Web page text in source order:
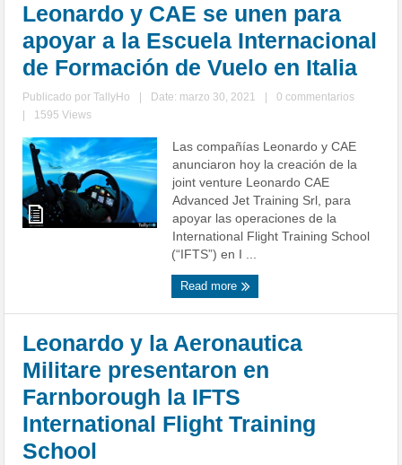
Leonardo y CAE se unen para
apoyar a la Escuela Internacional
de Formación de Vuelo en Italia
Publicado porTallyHo Date: marzo 30, 2021
0 commentarios
1595 Views
Las compañías Leonardo y CAE
anunciaron hoy la creación de la
joint venture Leonardo CAE
Advanced Jet Training Srl, para
apoyar las operaciones de la
International Flight Training School
(“IFTS”) en I ...
Read more
Leonardo y la Aeronautica
Militare presentaron en
Farnborough la IFTS
International Flight Training
School